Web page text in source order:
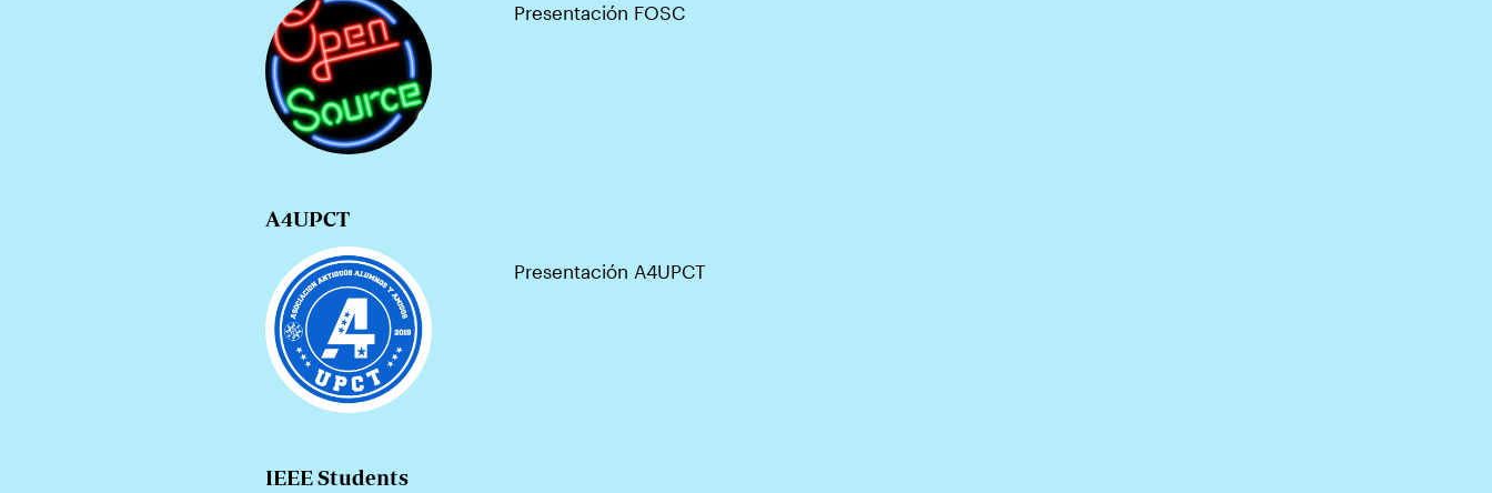
Presentación FOSC
A4UPCT
Presentación A4UPCT
IEEE Students